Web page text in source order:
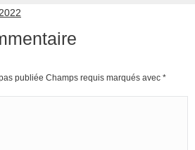
publiée Champs requis marqués avec *